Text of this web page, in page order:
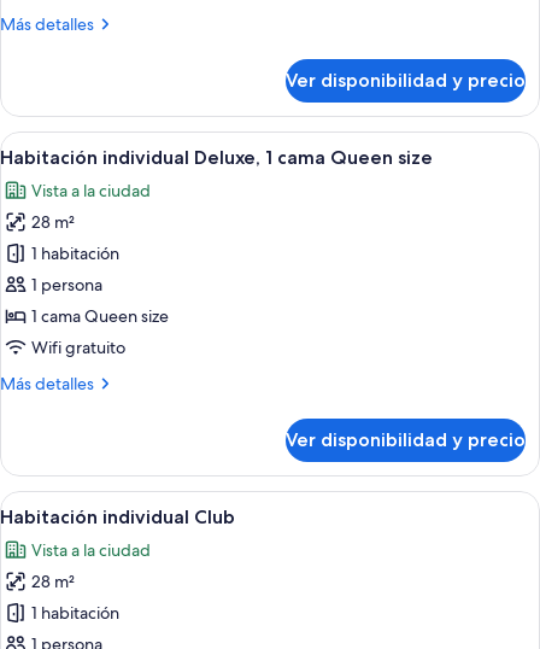
King
Más detalles
Más
Club,
cama
size
Ver disponibilidad y precio
Ver
todas
las
fotos
de
Habitación
individual
Deluxe,
cama
Una habitación de hotel con una
12
Habitación individual Deluxe, 1 cama Queen size
Vista a la ciudad
28 m²
1 habitación
1 persona
1 cama Queen size
Wifi gratuito
Más detalles
Más
individual
Deluxe,
1
Queen
size
Ver disponibilidad y precio
Ver
todas
las
fotos
de
Habitación
Habitación de hotel con una cama
8
Habitación individual Club
Vista a la ciudad
28 m²
1 habitación
1 persona